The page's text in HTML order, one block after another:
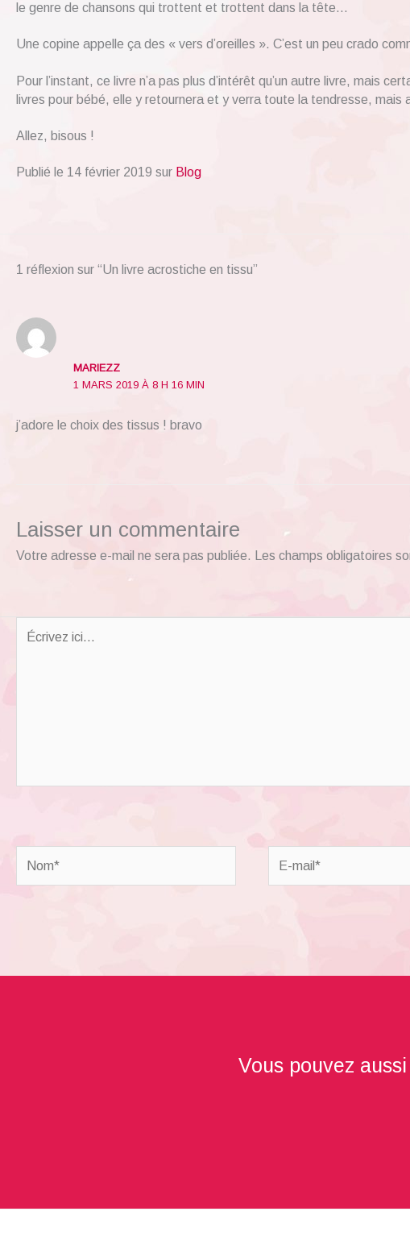
le genre de chansons qui trottent et trottent dans la tête…
Une copine appelle ça des « vers d’oreilles ». C’est un peu crado
Pour l’instant, ce livre n’a pas plus d’intérêt qu’un autre livre, mais
livres pour bébé, elle y retournera et y verra toute la tendresse, mais
Allez, bisous !
Publié le 14 février 2019 sur Blog
1 réflexion sur “Un livre acrostiche en tissu”
MARIEZZ
1 MARS 2019 À 8 H 16 MIN
j’adore le choix des tissus ! bravo
Laisser un commentaire
Votre adresse e-mail ne sera pas publiée. Les champs obligatoires
ici…
mail*
Vous pouvez